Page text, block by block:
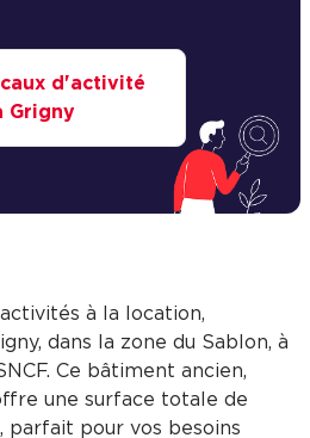
d'activité
Grigny
à la location,
dans la zone du Sablon, à
Ce bâtiment ancien,
une surface totale de
parfait pour vos besoins